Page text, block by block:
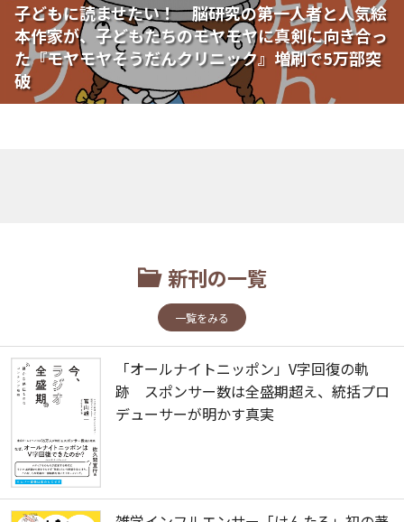
子どもに読ませたい！ 脳研究の第一人者と人気絵
本作家が、子どもたちのモヤモヤに真剣に向き合っ
た『モヤモヤそうだんクリニック』増刷で5万部突
破
新刊の一覧
一覧をみる
「オールナイトニッポン」V字回復の軌
跡 スポンサー数は全盛期超え、統括プロ
デューサーが明かす真実